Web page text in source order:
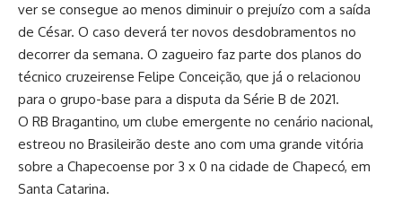
ver se consegue ao menos diminuir o prejuízo com a saída
de César. O caso deverá ter novos desdobramentos no
decorrer da semana. O zagueiro faz parte dos planos do
técnico cruzeirense Felipe Conceição, que já o relacionou
para o grupo-base para a disputa da Série B de 2021.
O RB Bragantino, um clube emergente no cenário nacional,
estreou no Brasileirão deste ano com uma grande vitória
sobre a Chapecoense por 3 x 0 na cidade de Chapecó, em
Santa Catarina.